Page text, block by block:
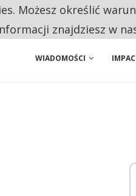
PRZEMYSŁ. NA LIŚCIE SĄ DWA
WIADOMOŚCI
Możesz określić
znajdziesz w